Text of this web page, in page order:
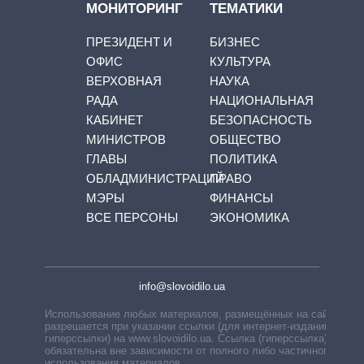
МОНИТОРИНГ
ПРЕЗИДЕНТ И
ОФИС
ВЕРХОВНАЯ
РАДА
КАБИНЕТ
МИНИСТРОВ
ГЛАВЫ
ОБЛАДМИНИСТРАЦИЙ
МЭРЫ
ВСЕ ПЕРСОНЫ
ТЕМАТИКИ
БИЗНЕС
КУЛЬТУРА
НАУКА
НАЦИОНАЛЬНАЯ
БЕЗОПАСНОСТЬ
ОБЩЕСТВО
ПОЛИТИКА
ПРАВО
ФИНАНСЫ
ЭКОНОМИКА
info@slovoidilo.ua
Использование любых материалов, размещённых на сайте,
разрешается при указании ссылки (для интернет-изданий —
гиперссылки) на www.slovoidilo.ua. Ссылка (гиперссылка)
обязательна вне зависимости от полного либо частичного